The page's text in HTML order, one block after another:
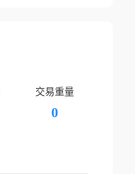
交易重量
0